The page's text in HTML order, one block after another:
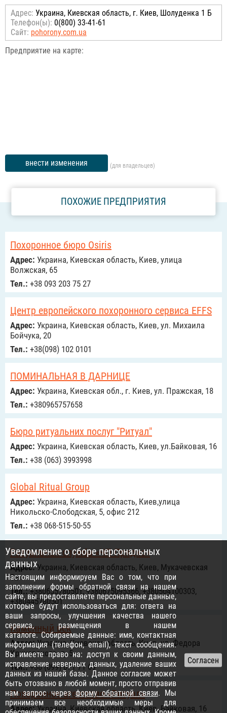
Адрес: Украина, Киевская область, г. Киев, Шолуденка 1 Б
Телефон(ы): 0(800) 33-41-61
Сайт: pohorony.com.ua
Предприятие на карте:
внести изменения (для владельцев)
ПОХОЖИЕ ПРЕДПРИЯТИЯ
Похоронное бюро Osiris
Адрес: Украина, Киевская область, Киев, улица
Волжская, 65
Тел.: +38 093 203 75 27
Центр европейского похоронного сервиса EFFS
Адрес: Украина, Киевская область, Киев, ул. Михаила
Бойчука, 20
Тел.: +38(098) 102 0101
ПОМИНАЛЬНАЯ В ДАРНИЦЕ
Адрес: Украина, Киевская обл., г. Киев, ул. ​Пражская, 18
Тел.: +380965757658
Бюро ритуальних послуг "Ритуал"
Адрес: Украина, Киевская область, Киев, ул.Байковая, 16
Тел.: +38 (063) 3993998
Global Ritual Group
Адрес: Украина, Киевская область, Киев,улица
Никольско-Слободская, 5, офис 212
Тел.: +38 068-515-50-55
Ритуальная служба «ЧП Прядко»
Адрес:Украина, Киевская область, Киев, Мукачевская
5а
Тел.:+380635780501, +380675095366, +380504100303,
+380445780501
Каменный век
Адрес:Украина, Киевская область, Киев, ул. Федора
Кричевского, д. 5
Тел.:+38 (099) 071 71 69
Похоронное агентство «Ритуал»
Адрес:Украина, Киевская область, Киев, Байковая, 16
Уведомление о сборе персональных
данных
Настоящим информируем Вас о том, что при
заполнении формы обратной связи на нашем
сайте, вы предоставляете персональные данные,
которые будут использоваться для: ответа на
ваши запросы, улучшения качества нашего
сервиса, размещения в нашем
каталоге. Собираемые данные: имя, контактная
информация (телефон, email), текст сообщения.
Вы имеете право на: доступ к своим данным,
исправление неверных данных, удаление ваших
данных из нашей базы. Данное согласие может
быть отозвано в любой момент, просто отправив
нам запрос черезформу обратной связи. Мы
принимаем все необходимые меры для